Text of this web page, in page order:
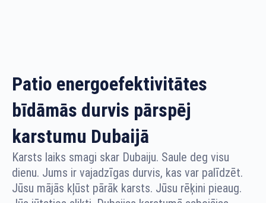
Patio energoefektivitātes
bīdāmās durvis pārspēj
karstumu Dubaijā
Karsts laiks smagi skar Dubaiju. Saule deg visu
dienu. Jums ir vajadzīgas durvis, kas var palīdzēt.
Jūsu mājās kļūst pārāk karsts. Jūsu rēķini pieaug.